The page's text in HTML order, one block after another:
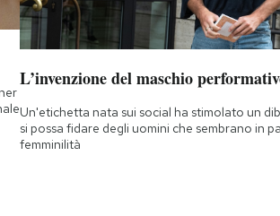
L’invenzione del maschio
Un'etichetta nata sui social ha stimolato un
si possa fidare degli uomini che sembrano in
femminilità